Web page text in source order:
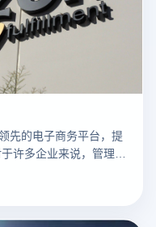
先的电子商务平台，提
许多企业来说，管理多
。然而，Amazon对账
账户的操作时，避免多